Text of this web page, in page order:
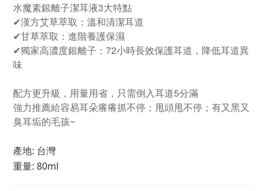
水魔素銀離子潔耳液3大特點
✔漢方艾草萃取：溫和清潔耳道
✔甘草萃取：進階養護保濕
✔獨家高濃度銀離子：72小時長效保護耳道，降低耳道異
味
配方更升級，用量用省，只需倒入耳道5分滿
強力推薦給容易耳朵癢癢抓不停；甩頭甩不停；有又黑又
臭耳垢的毛孩~
產地: 台灣
重量: 80ml